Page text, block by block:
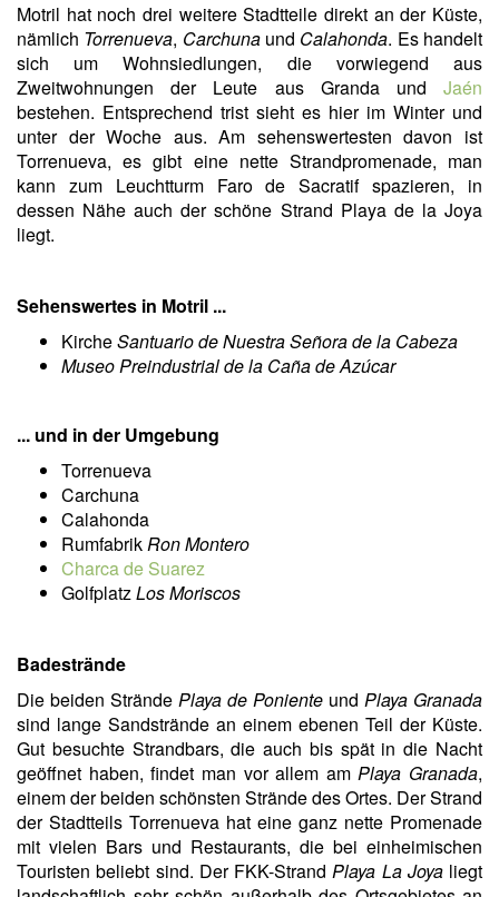
Motril hat noch drei weitere Stadtteile direkt an der Küste,
nämlich Torrenueva, Carchunaund Calahonda. Es handelt
sich um Wohnsiedlungen, die vorwiegend aus
Zweitwohnungen der Leute aus Granda und Jaén
bestehen. Entsprechend trist sieht es hier im Winter und
unter der Woche aus. Am sehenswertesten davon ist
Torrenueva, es gibt eine nette Strandpromenade, man
kann zum Leuchtturm Faro de Sacratif spazieren, in
dessen Nähe auch der schöne Strand Playa de la Joya
liegt.
Sehenswertes in Motril ...
KircheSantuario de Nuestra Señora de la Cabeza
Museo Preindustrial de la Caña de Azúcar
... und in der Umgebung
Torrenueva
Carchuna
Calahonda
RumfabrikRon Montero
Charca de Suarez
GolfplatzLos Moriscos
Badestrände
Die beiden Strände Playa de Poniente und Playa Granada
sind lange Sandstrände an einem ebenen Teil der Küste.
Gut besuchte Strandbars, die auch bis spät in die Nacht
geöffnet haben, findet man vor allem amPlaya Granada,
einem der beiden schönsten Strände des Ortes. Der Strand
der Stadtteils Torrenueva hat eine ganz nette Promenade
mit vielen Bars und Restaurants, die bei einheimischen
Touristen beliebt sind. Der FKK-StrandPlaya La Joyaliegt